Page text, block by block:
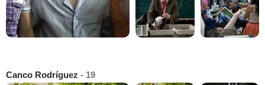
Canco Rodríguez - 19